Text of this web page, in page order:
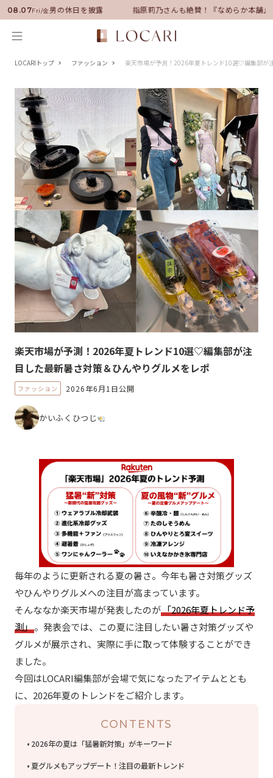
08.07Fri/金
任！いい男の休日を披露 指原莉乃さんも絶賛！『なめらか本舗』保
LOCARIトップ ファッション 楽天市場が予測！2026年夏トレンド10選♡編集部が
楽天市場が予測！2026年夏トレンド10選♡編集部が注
目した最新暑さ対策＆ひんやりグルメをレポ
ファッション 2026年6月1日公開
かいふくひつじ
毎年のように更新される夏の暑さ。今年も暑さ対策グッズ
やひんやりグルメへの注目が高まっています。
そんななか楽天市場が発表したのが「2026年夏トレンド予
測」。発表会では、この夏に注目したい暑さ対策グッズや
グルメが展示され、実際に手に取って体験することができ
ました。
今回はLOCARI編集部が会場で気になったアイテムととも
に、2026年夏のトレンドをご紹介します。
CONTENTS
2026年の夏は「猛暑新対策」がキーワード
夏グルメもアップデート！注目の最新トレンド